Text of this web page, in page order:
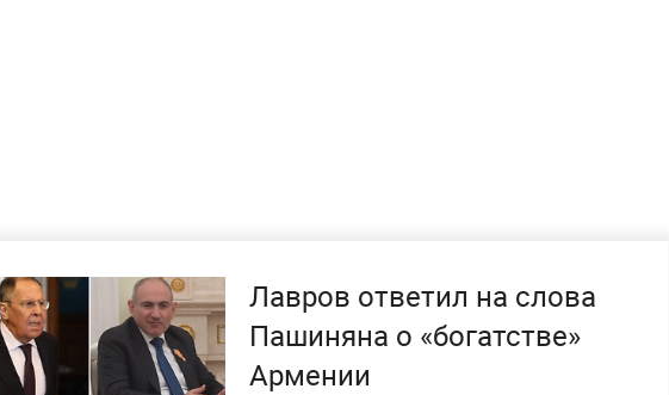
Лавров ответил на слова
Пашиняна о «богатстве»
Армении